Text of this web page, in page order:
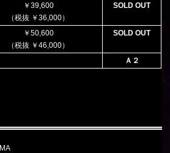
￥39,600
（税抜 ￥36,000）
SOLD OUT
￥50,600
（税抜 ￥46,000）
SOLD OUT
Ａ２